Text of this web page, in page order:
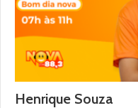
Henrique Souza